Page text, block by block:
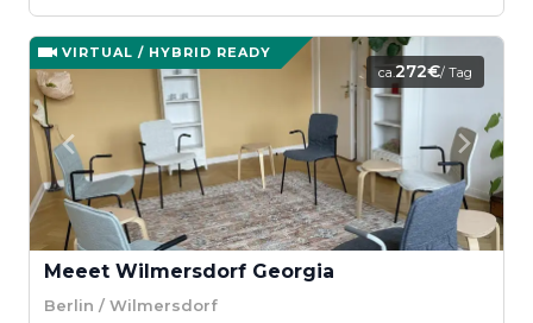
VIRTUAL / HYBRID READY
ca.272€/ Tag
Meeet Wilmersdorf Georgia
Berlin / Wilmersdorf